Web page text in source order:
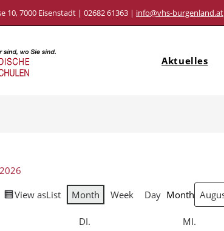
10, 7000 Eisenstadt | 02682 61363 | info@vhs-burgenland.at
Aktuelles
View asList Month Week Day Month
DI. MI.